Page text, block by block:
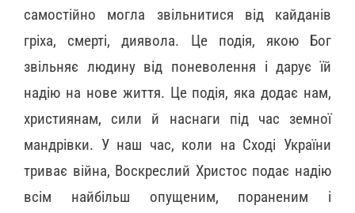
самостійно могла звільнитися від кайданів
гріха, смерті, диявола. Це подія, якою Бог
звільняє людину від поневолення і дарує їй
надію на нове життя. Це подія, яка додає нам,
християнам, сили й наснаги під час земної
мандрівки. У наш час, коли на Сході України
триває війна, Воскреслий Христос подає надію
всім найбільш опущеним, пораненим і